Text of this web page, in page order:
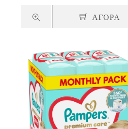
ΑΓΟΡΑ